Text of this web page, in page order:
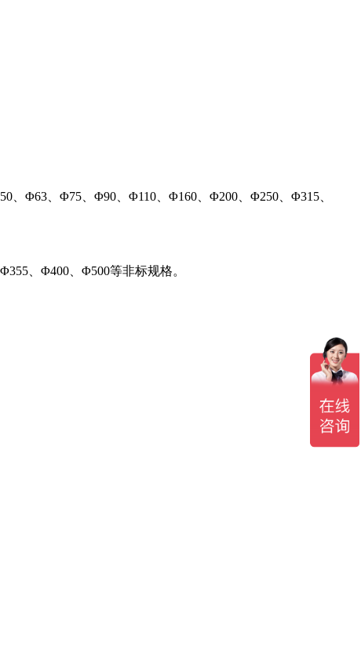
、Φ63、Φ75、Φ90、Φ110、Φ160、Φ200、Φ250、Φ315、
、Φ400、Φ500等非标规格。